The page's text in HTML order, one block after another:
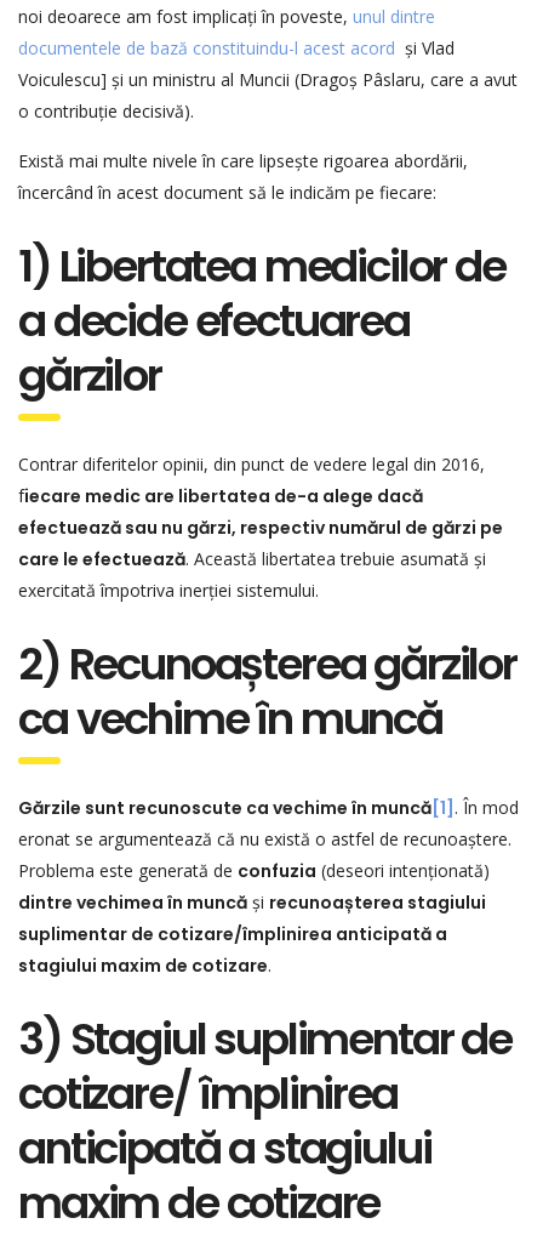
noi deoarece am fost implicați în poveste, unul dintre
documentele de bază constituindu-l acest acord și Vlad
Voiculescu] și un ministru al Muncii (Dragoș Pâslaru, care a avut
o contribuție decisivă).
Există mai multe nivele în care lipsește rigoarea abordării,
încercând în acest document să le indicăm pe fiecare:
1) Libertatea medicilor de
a decide efectuarea
gărzilor
Contrar diferitelor opinii, din punct de vedere legal din 2016,
fiecare medic are libertatea de-a alege dacă
efectuează sau nu gărzi, respectiv numărul de gărzi pe
care le efectuează. Această libertatea trebuie asumată și
exercitată împotriva inerției sistemului.
2) Recunoașterea gărzilor
ca vechime în muncă
Gărzile sunt recunoscute ca vechime în muncă [1] . În mod
eronat se argumentează că nu există o astfel de recunoaștere.
Problema este generată de confuzia (deseori intenționată)
dintre vechimea în muncă și recunoașterea stagiului
suplimentar de cotizare/împlinirea anticipată a
stagiului maxim de cotizare.
3) Stagiul suplimentar de
cotizare/ împlinirea
anticipată a stagiului
maxim de cotizare